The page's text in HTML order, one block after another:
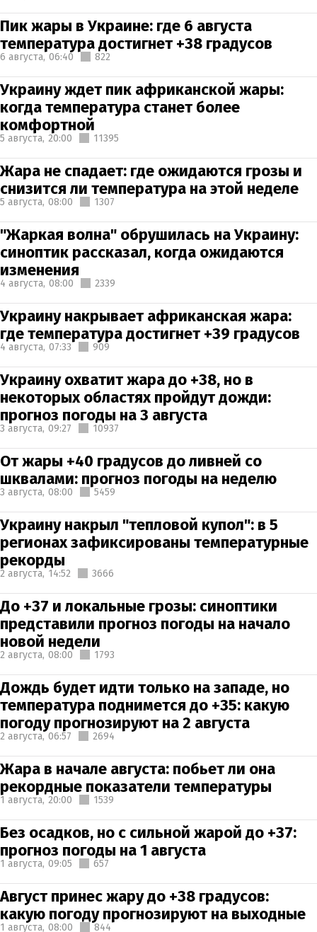
Пик жары в Украине: где 6 августа
температура достигнет +38 градусов
6 августа, 06:40 822
Украину ждет пик африканской жары:
когда температура станет более
комфортной
5 августа, 20:00 11395
Жара не спадает: где ожидаются грозы и
снизится ли температура на этой неделе
5 августа, 08:00 1307
"Жаркая волна" обрушилась на Украину:
синоптик рассказал, когда ожидаются
изменения
4 августа, 08:00 2339
Украину накрывает африканская жара:
где температура достигнет +39 градусов
4 августа, 07:33 909
Украину охватит жара до +38, но в
некоторых областях пройдут дожди:
прогноз погоды на 3 августа
3 августа, 09:27 10937
От жары +40 градусов до ливней со
шквалами: прогноз погоды на неделю
3 августа, 08:00 5459
Украину накрыл "тепловой купол": в 5
регионах зафиксированы температурные
рекорды
2 августа, 14:52 3666
До +37 и локальные грозы: синоптики
представили прогноз погоды на начало
новой недели
2 августа, 08:00 1793
Дождь будет идти только на западе, но
температура поднимется до +35: какую
погоду прогнозируют на 2 августа
2 августа, 06:57 2694
Жара в начале августа: побьет ли она
рекордные показатели температуры
1 августа, 20:00 1539
Без осадков, но с сильной жарой до +37:
прогноз погоды на 1 августа
1 августа, 09:05 657
Август принес жару до +38 градусов:
какую погоду прогнозируют на выходные
1 августа, 08:00 844